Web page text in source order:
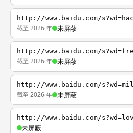
http://www.baidu.com/
截至 2026 年 未屏蔽
http://www.baidu.com/
截至 2026 年 未屏蔽
http://www.baidu.com/
截至 2026 年 未屏蔽
http://www.baidu.com/
未屏蔽